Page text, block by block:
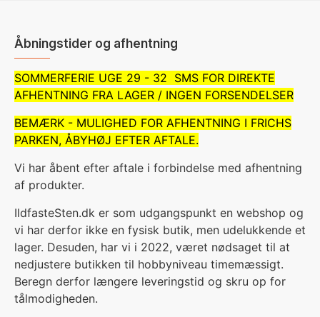
Åbningstider og afhentning
SOMMERFERIE UGE 29 - 32 SMS FOR DIREKTE
AFHENTNING FRA LAGER / INGEN FORSENDELSER
BEMÆRK - MULIGHED FOR AFHENTNING I FRICHS
PARKEN, ÅBYHØJ EFTER AFTALE.
Vi har åbent efter aftale i forbindelse med afhentning
af produkter.
IldfasteSten.dk er som udgangspunkt en webshop og
vi har derfor ikke en fysisk butik, men udelukkende et
lager. Desuden, har vi i 2022, været nødsaget til at
nedjustere butikken til hobbyniveau timemæssigt.
Beregn derfor længere leveringstid og skru op for
tålmodigheden.